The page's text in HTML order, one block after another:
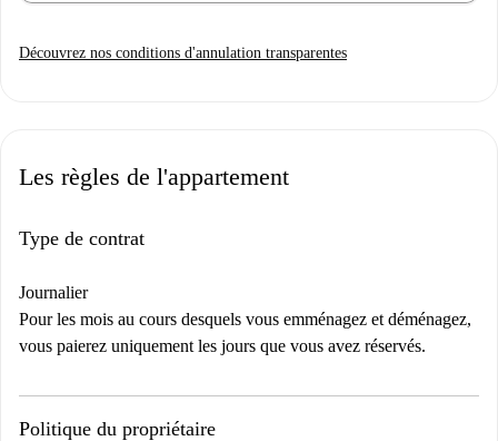
Découvrez nos conditions d'annulation transparentes
Les règles de l'appartement
Type de contrat
Journalier
Pour les mois au cours desquels vous emménagez et déménagez,
vous paierez uniquement les jours que vous avez réservés.
Politique du propriétaire